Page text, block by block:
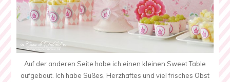
Auf der anderen Seite habe ich einen kleinen Sweet Table
aufgebaut. Ich habe Süßes, Herzhaftes und viel frisches Obst